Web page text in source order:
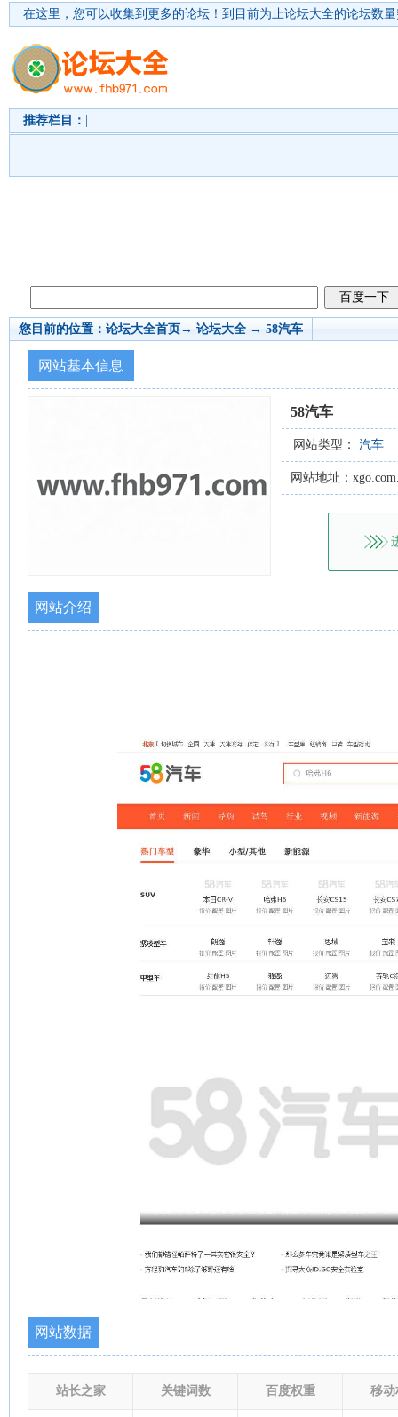
在这里，您可以收集到更多的论坛！ 到目前为止论坛大全的论坛数
推荐栏目：
您目前的位置： 论坛大全首页→ 论坛大全 → 58汽车
网站基本信息
58汽车
网站类型： 汽车
网站地址：
网站介绍
网站数据
站长之家 关键词数 百度权重 移动